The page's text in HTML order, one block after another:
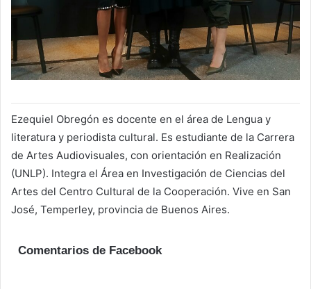
Ezequiel Obregón es docente en el área de Lengua y
literatura y periodista cultural. Es estudiante de la Carrera
de Artes Audiovisuales, con orientación en Realización
(UNLP). Integra el Área en Investigación de Ciencias del
Artes del Centro Cultural de la Cooperación. Vive en San
José, Temperley, provincia de Buenos Aires.
Comentarios de Facebook